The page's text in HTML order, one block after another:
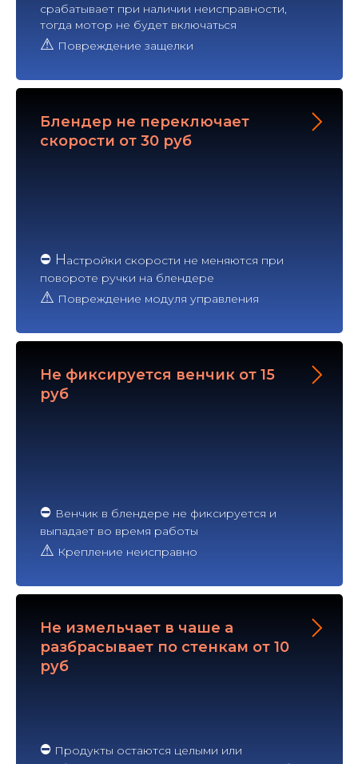
срабатывает при наличии неисправности,
тогда мотор не будет включаться
⚠ Повреждение защелки
Блендер не переключает
скорости от 30 руб
⛔ Настройки скорости не меняются при
повороте ручки на блендере
⚠ Повреждение модуля управления
Не фиксируется венчик от 15
руб
⛔ Венчик в блендере не фиксируется и
выпадает во время работы
⚠ Крепление неисправно
Не измельчает в чаше а
разбрасывает по стенкам от 10
руб
⛔ Продукты остаются целыми или